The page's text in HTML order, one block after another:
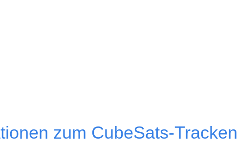
zum CubeSats-Tracken